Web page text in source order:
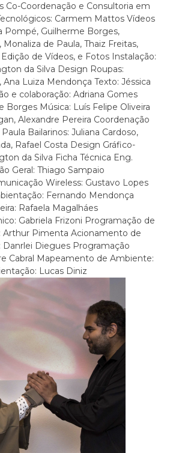
Co-Coordenação e Consultoria em
Carmem Mattos Vídeos
Pompé, Guilherme Borges,
de Paula, Thaiz Freitas,
de Vídeos, e Fotos Instalação:
da Silva Design Roupas:
Luiza Mendonça Texto: Jéssica
e colaboração: Adriana Gomes
Borges Música: Luís Felipe Oliveira
Alexandre Pereira Coordenação
Bailarinos: Juliana Cardoso,
Rafael Costa Design Gráfico-
da Silva Ficha Técnica Eng.
Geral: Thiago Sampaio
Wireless: Gustavo Lopes
Fernando Mendonça
Rafaela Magalháes
Gabriela Frizoni Programação de
Arthur Pimenta Acionamento de
Danrlei Diegues Programação
Cabral Mapeamento de Ambiente:
Lucas Diniz